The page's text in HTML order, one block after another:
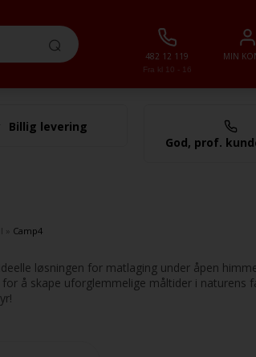
Fra kl 10 - 16
482 12 119 MIN
Billig levering
God, prof.
Camp4
løsningen for matlaging under åpen
å skape uforglemmelige måltider i naturens